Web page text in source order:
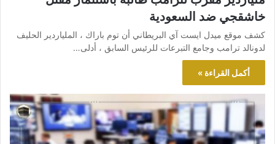
خاشقجي ضد السعودية
كشف موقع ميدل ايست آي البريطاني أن توم باراك ، الملياردير الحليف
لدونالد ترامب وجامع التبرعات للرئيس السابق ، أدلى…
أكمل القراءة »